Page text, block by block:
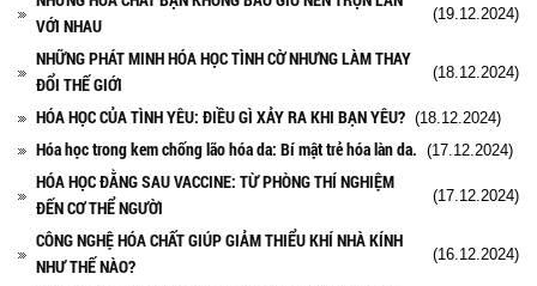
VỚI NHAU
(19.12.2024)
NHỮNG PHÁT MINH HÓA HỌC TÌNH CỜ NHƯNG LÀM THAY
ĐỔI THẾ GIỚI
(18.12.2024)
HÓA HỌC CỦA TÌNH YÊU: ĐIỀU GÌ XẢY RA KHI BẠN YÊU? (18.12.2024)
Hóa học trong kem chống lão hóa da: Bí mật trẻ hóa làn da. (17.12.2024)
HÓA HỌC ĐẰNG SAU VACCINE: TỪ PHÒNG THÍ NGHIỆM
ĐẾN CƠ THỂ NGƯỜI
(17.12.2024)
CÔNG NGHỆ HÓA CHẤT GIÚP GIẢM THIỂU KHÍ NHÀ KÍNH
NHƯ THẾ NÀO?
(16.12.2024)